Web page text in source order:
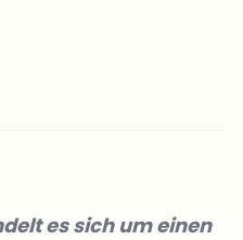
es sich um einen